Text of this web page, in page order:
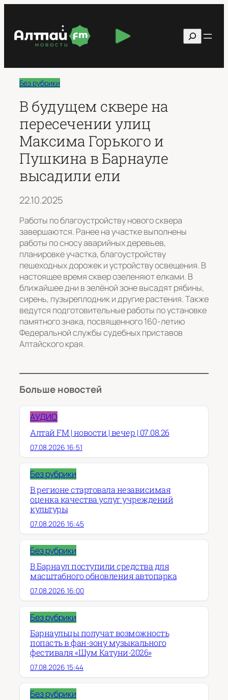
содержимому
Поиск
Без рубрики
В будущем сквере на
пересечении улиц
Максима Горького и
Пушкина в Барнауле
высадили ели
22.10.2025
Работы по благоустройству нового сквера
завершаются. Ранее на участке выполнены
работы по сносу аварийных деревьев,
планировке участка, благоустройству
пешеходных дорожек и устройству освещения. В
настоящее время сквер озеленяют елками. В
ближайшее дни в зелёной зоне высадят рябины,
сирень, пузыреплодник и другие растения. Также
ведутся подготовительные работы по установке
памятного знака, посвященного 160-летию
Федеральной службы судебных приставов
Алтайского края.
Больше новостей
АУДИО
Алтай FM | новости | вечер | 07.08.26
07.08.2026 16:51
Без рубрики
В регионе стартовала независимая
оценка качества услуг учреждений
культуры
07.08.2026 16:45
Без рубрики
В Барнаул поступили средства для
масштабного обновления автопарка
07.08.2026 16:00
Без рубрики
Барнаульцы получат возможность
попасть в фан-зону музыкального
фестиваля «Шум Катуни-2026»
07.08.2026 15:44
Без рубрики